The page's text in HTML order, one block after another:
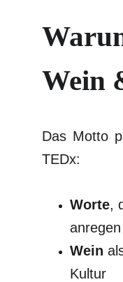
Wein
Das Motto
TEDx:
Worte,
anregen
Wein
Kultur